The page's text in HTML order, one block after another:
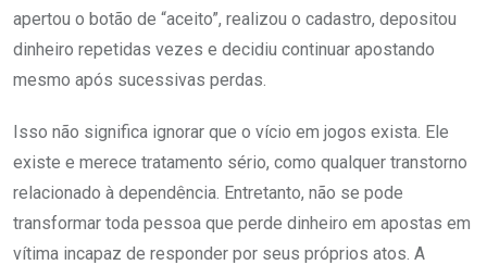
apertou o botão de “aceito”, realizou o cadastro, depositou
dinheiro repetidas vezes e decidiu continuar apostando
mesmo após sucessivas perdas.
Isso não significa ignorar que o vício em jogos exista. Ele
existe e merece tratamento sério, como qualquer transtorno
relacionado à dependência. Entretanto, não se pode
transformar toda pessoa que perde dinheiro em apostas em
vítima incapaz de responder por seus próprios atos. A